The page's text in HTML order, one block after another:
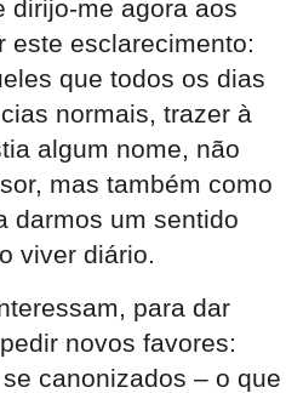
dirijo-me agora aos
este esclarecimento:
que todos os dias
normais, trazer à
algum nome, não
mas também como
darmos um sentido
viver diário.
para dar
novos favores:
canonizados – o que